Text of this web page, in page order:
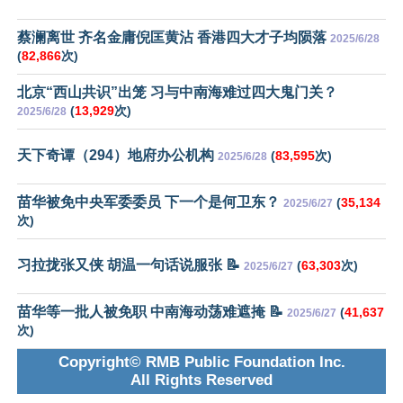
蔡澜离世 齐名金庸倪匡黄沾 香港四大才子均陨落 2025/6/28
(82,866次)
北京“西山共识”出笼 习与中南海难过四大鬼门关？
2025/6/28 (13,929次)
天下奇谭（294）地府办公机构 2025/6/28 (83,595次)
苗华被免中央军委委员 下一个是何卫东？ 2025/6/27 (35,134
次)
习拉拢张又侠 胡温一句话说服张 📝 2025/6/27 (63,303次)
苗华等一批人被免职 中南海动荡难遮掩 📝 2025/6/27 (41,637
次)
Copyright© RMB Public Foundation Inc.
All Rights Reserved